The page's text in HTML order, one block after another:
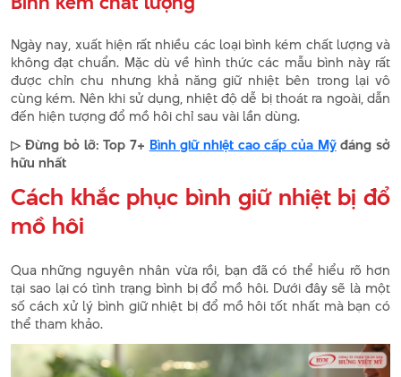
Ngày nay, xuất hiện rất nhiều các loại bình kém chất lượng và
không đạt chuẩn. Mặc dù về hình thức các mẫu bình này rất
được chỉn chu nhưng khả năng giữ nhiệt bên trong lại vô
cùng kém. Nên khi sử dụng, nhiệt độ dễ bị thoát ra ngoài, dẫn
đến hiện tượng đổ mồ hôi chỉ sau vài lần dùng.
▷ Đừng bỏ lỡ: Top 7+ Bình giữ nhiệt cao cấp của Mỹđáng sở
hữu nhất
Cách khắc phục bình giữ nhiệt bị đổ
mồ hôi
Qua những nguyên nhân vừa rồi, bạn đã có thể hiểu rõ hơn
tại sao lại có tình trạng bình bị đổ mồ hôi. Dưới đây sẽ là một
số cách xử lý bình giữ nhiệt bị đổ mồ hôi tốt nhất mà bạn có
thể tham khảo.